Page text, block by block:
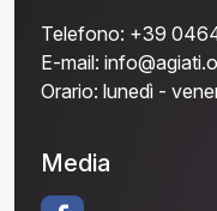
Telefono: +39
E-mail:
Orario: lunedì -
Media